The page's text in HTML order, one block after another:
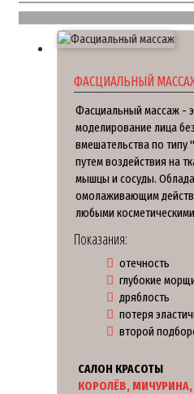
ФАСЦИАЛЬНЫЙ
Фасциальный массаж -
моделирование лица
вмешательства по типу
путем воздействия на
мышцы и сосуды.
омолаживающим
любыми
Показания:
отечность
глубокие
дряблость
потеря
второй
САЛОН КРАСОТЫ
КОРОЛЁВ, МИЧУРИНА,